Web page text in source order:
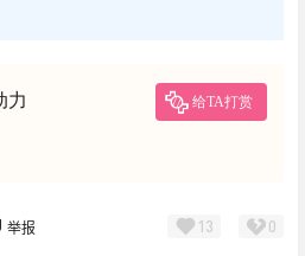
力 给TA打赏
举报 13 0